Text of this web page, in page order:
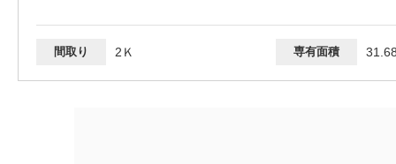
間取り 2Ｋ 専有面積